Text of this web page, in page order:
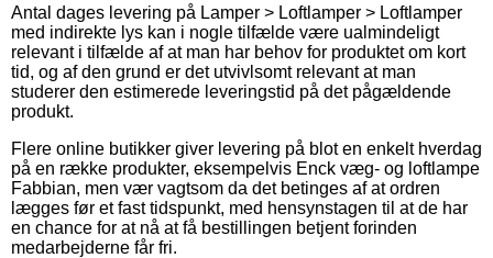
Antal dages levering på Lamper > Loftlamper > Loftlamper
med indirekte lys kan i nogle tilfælde være ualmindeligt
relevant i tilfælde af at man har behov for produktet om kort
tid, og af den grund er det utvivlsomt relevant at man
studerer den estimerede leveringstid på det pågældende
produkt.
Flere online butikker giver levering på blot en enkelt hverdag
på en række produkter, eksempelvis Enck væg- og loftlampe
Fabbian, men vær vagtsom da det betinges af at ordren
lægges før et fast tidspunkt, med hensynstagen til at de har
en chance for at nå at få bestillingen betjent forinden
medarbejderne får fri.